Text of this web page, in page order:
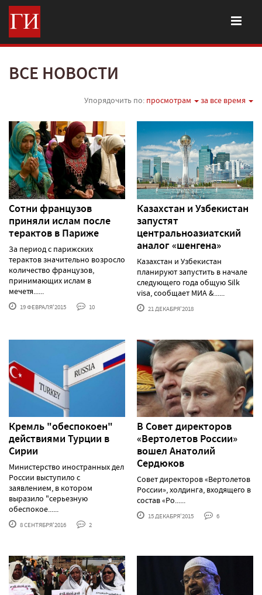
ВСЕ НОВОСТИ
Упорядочить по: просмотрам за все время
Сотни французов
приняли ислам после
терактов в Париже
За период с парижских
терактов значительно возросло
количество французов,
принимающих ислам в
мечетя......
19 ФЕВРАЛЯ'2015 10
Казахстан и Узбекистан
запустят
центральноазиатский
аналог «шенгена»
Казахстан и Узбекистан
планируют запустить в начале
следующего года общую Silk
visa, сообщает МИА &......
21 ДЕКАБРЯ'2018
Кремль "обеспокоен"
действиями Турции в
Сирии
Министерство иностранных дел
России выступило с
заявлением, в котором
выразило "серьезную
обеспокое......
8 СЕНТЯБРЯ'2016 2
В Совет директоров
«Вертолетов России»
вошел Анатолий
Сердюков
Совет директоров «Вертолетов
России», холдинга, входящего в
состав «Ро......
15 ДЕКАБРЯ'2015 6